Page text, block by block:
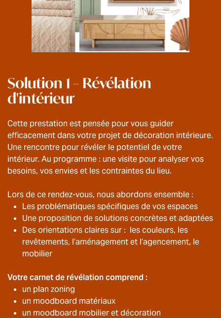
Solution 1 – Révélation
d'intérieur
Cette prestation est pensée pour vous guider
efficacement dans votre projet de décoration intérieure.
Une rencontre pour révéler le potentiel de votre
intérieur. Au programme : une visite pour analyser vos
besoins, vos envies et les contraintes du lieu.
Lors de ce rendez-vous, nous abordons ensemble :
Les problématiques spécifiques de vos espaces
Une proposition de solutions concrètes et adaptées
Des orientations claires sur : les couleurs, les
revêtements, l’aménagement et l’agencement, le
mobilier
Votre carnet de révélation comprend :
un plan zoning
un moodboard matériaux
un moodboard mobilier et décoration